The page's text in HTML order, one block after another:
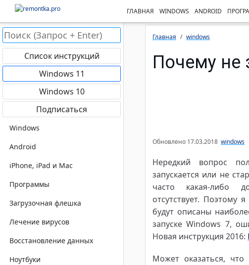
ГЛАВНАЯ WINDOWS ANDROID
Главная windows
Почему не
Обновлено 17.03.2018 windows
Нередкий вопрос
запускается или не
часто какая-либо
отсутствует. Поэтому
будут описаны
запуске Windows 7,
Новая инструкция 2016:
Может оказаться,
Список инструкций
Windows 11
Windows 10
Подписаться
Windows
Android
iPhone, iPad и Mac
Программы
Загрузочная флешка
Лечение вирусов
Восстановление данных
Ноутбуки